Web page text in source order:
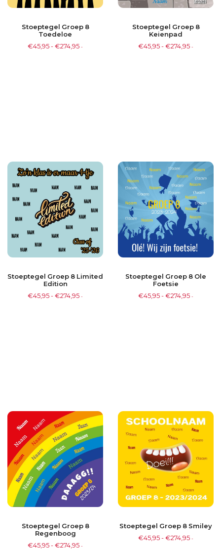
Stoeptegel Groep 8
Toedeloe
€45,95-€274,95 -
Stoeptegel Groep 8
Keienpad
€45,95-€274,95 -
Stoeptegel Groep 8 Limited
Edition
€45,95-€274,95 -
Stoeptegel Groep 8 Ole
Foetsie
€45,95-€274,95 -
Stoeptegel Groep 8
Regenboog
€45,95-€274,95 -
Stoeptegel Groep 8 Smiley
€45,95-€274,95 -